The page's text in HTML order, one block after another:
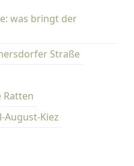
was bringt der
Straße
Ratten
August-Kiez